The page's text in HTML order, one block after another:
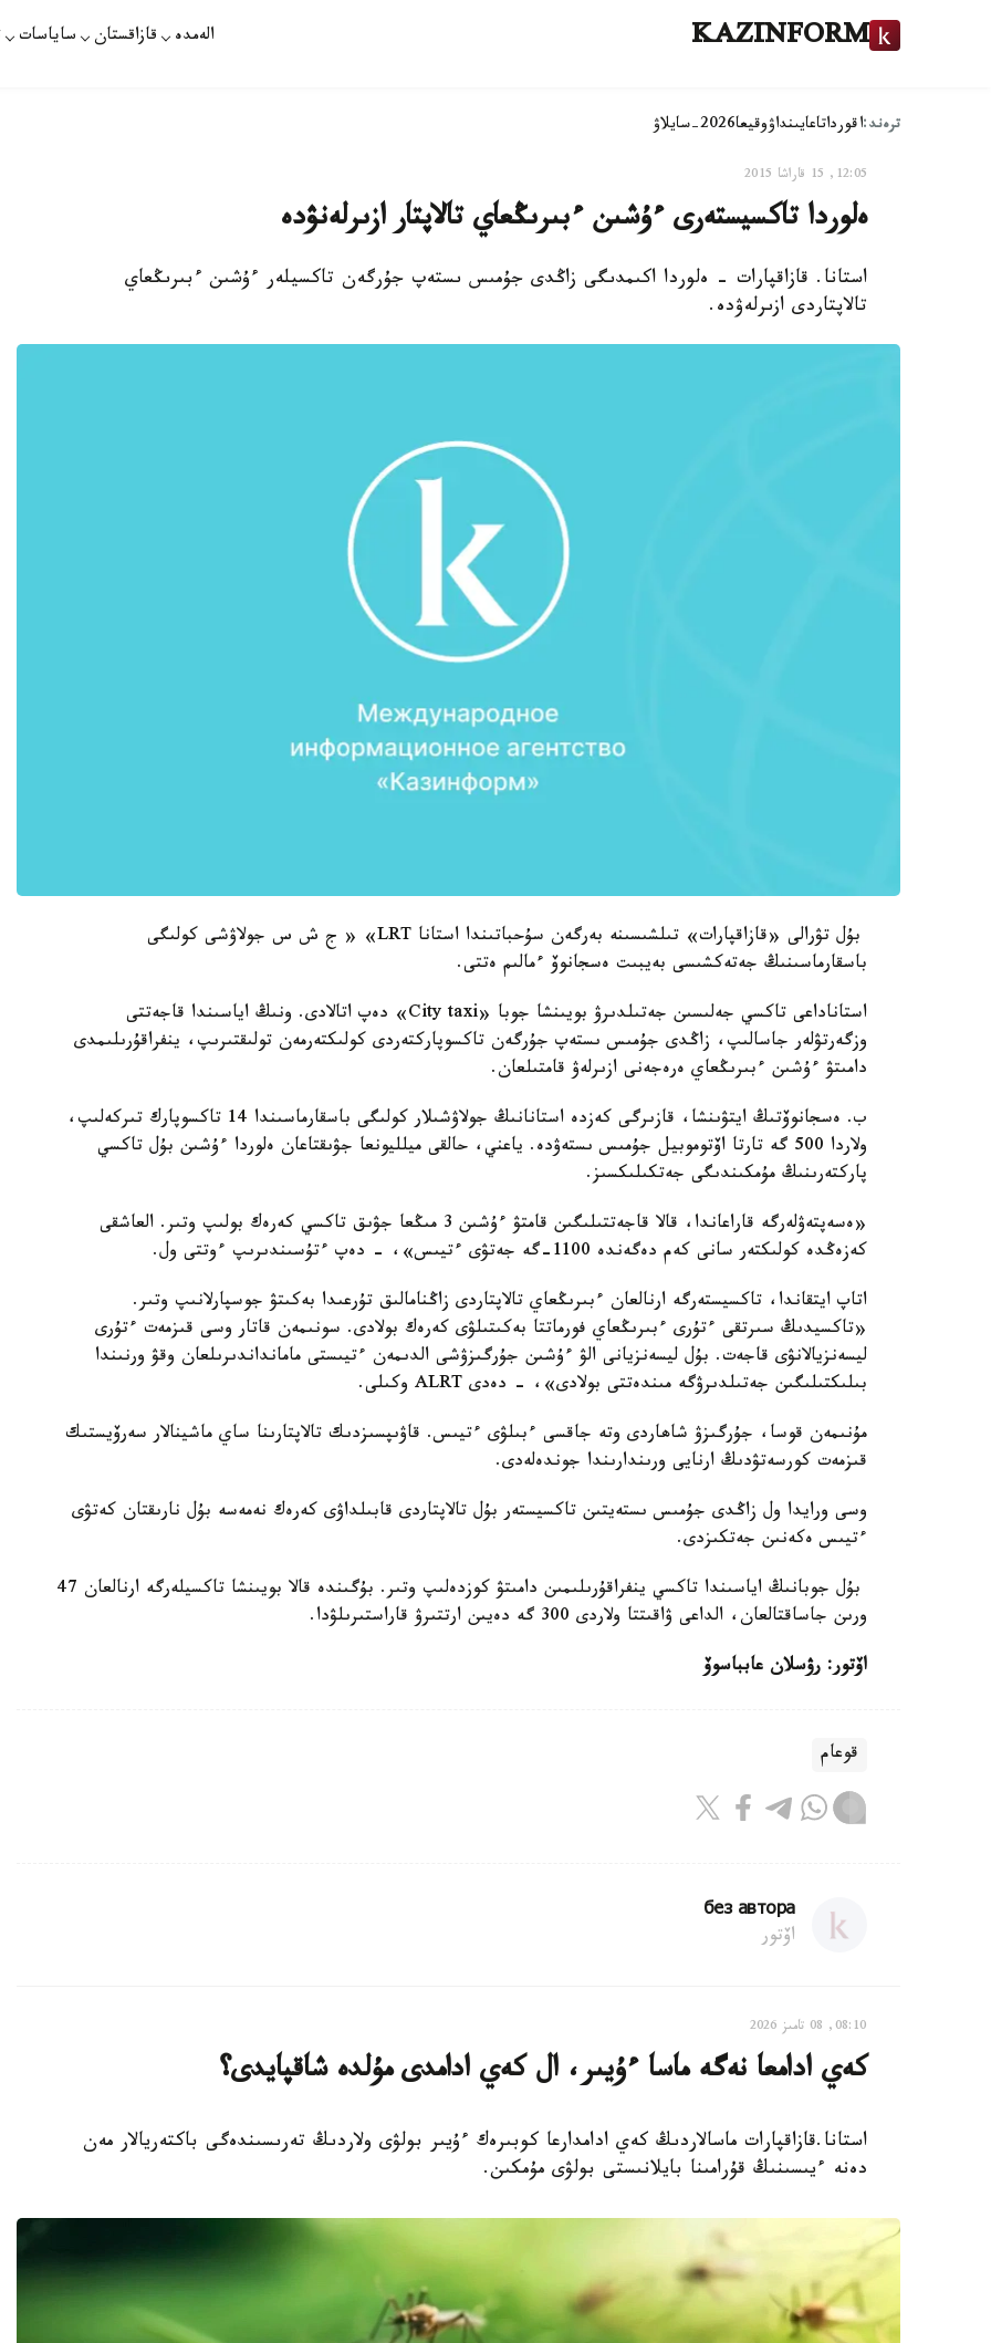
KAZINFORM الەمدە قازاقستان ساياسات
ترەند:اقورداتاعايىنداۋوقيعا2026-سايلاۋ
12:05, 15 قاراشا 2015
ەلوردا تاكسيستەرى ءۇشىن ءبىرىڭعاي تالاپتار ازىرلەنۋدە
استانا. قازاقپارات - ەلوردا اكىمدىگى زاڭدى جۇمىس ىستەپ جۇرگەن تاكسيلەر ءۇشىن ءبىرىڭعاي
تالاپتاردى ازىرلەۋدە.
بۇل تۋرالى «قازاقپارات» تىلشىسىنە بەرگەن سۇحباتىندا استانا LRT» « ج ش س جولاۋشى كولىگى
باسقارماسىنىڭ جەتەكشىسى بەيبىت ەسجانوۆ ءمالىم ەتتى.
استاناداعى تاكسي جەلىسىن جەتىلدىرۋ بويىنشا جوبا «City taxi» دەپ اتالادى. ونىڭ اياسىندا قاجەتتى
وزگەرتۋلەر جاسالىپ، زاڭدى جۇمىس ىستەپ جۇرگەن تاكسوپاركتەردى كولىكتەرمەن تولىقتىرىپ، ينفراقۇرىلىمدى
دامىتۋ ءۇشىن ءبىرىڭعاي ەرەجەنى ازىرلەۋ قامتىلعان.
ب. ەسجانوۆتىڭ ايتۋىنشا، قازىرگى كەزدە استانانىڭ جولاۋشىلار كولىگى باسقارماسىندا 14 تاكسوپارك تىركەلىپ،
ولاردا 500 گە تارتا اۆتوموبيل جۇمىس ىستەۋدە. ياعني، حالقى ميلليونعا جۋىقتاعان ەلوردا ءۇشىن بۇل تاكسي
پاركتەرىنىڭ مۇمكىندىگى جەتكىلىكسىز.
«ەسەپتەۋلەرگە قاراعاندا، قالا قاجەتتىلىگىن قامتۋ ءۇشىن 3 مىڭعا جۋىق تاكسي كەرەك بولىپ وتىر. العاشقى
كەزەڭدە كولىكتەر سانى كەم دەگەندە 1100-گە جەتۋى ءتيىس»، - دەپ ءتۇسىندىرىپ ءوتتى ول.
اتاپ ايتقاندا، تاكسيستەرگە ارنالعان ءبىرىڭعاي تالاپتاردى زاڭنامالىق تۇرعىدا بەكىتۋ جوسپارلانىپ وتىر.
«تاكسيدىڭ سىرتقى ءتۇرى ءبىرىڭعاي فورماتتا بەكىتىلۋى كەرەك بولادى. سونىمەن قاتار وسى قىزمەت ءتۇرى
ليسەنزيالانۋى قاجەت. بۇل ليسەنزيانى الۋ ءۇشىن جۇرگىزۋشى الدىمەن ءتيىستى مامانداندىرىلعان وقۋ ورنىندا
بىلىكتىلىگىن جەتىلدىرۋگە مىندەتتى بولادى»، - دەدى ALRT وكىلى.
مۇنىمەن قوسا، جۇرگىزۋ شاھاردى وتە جاقسى ءبىلۋى ءتيىس. قاۋىپسىزدىك تالاپتارىنا ساي ماشينالار سەرۆيستىك
قىزمەت كورسەتۋدىڭ ارنايى ورىندارىندا جوندەلەدى.
وسى ورايدا ول زاڭدى جۇمىس ىستەيتىن تاكسيستەر بۇل تالاپتاردى قابىلداۋى كەرەك نەمەسە بۇل نارىقتان كەتۋى
ءتيىس ەكەنىن جەتكىزدى.
بۇل جوبانىڭ اياسىندا تاكسي ينفراقۇرىلىمىن دامىتۋ كوزدەلىپ وتىر. بۇگىندە قالا بويىنشا تاكسيلەرگە ارنالعان 47
ورىن جاساقتالعان، الداعى ۋاقىتتا ولاردى 300 گە دەيىن ارتتىرۋ قاراستىرىلۋدا.
اۆتور: رۋسلان عابباسوۆ
قوعام
без автора
اۆتور
08:10, 08 تامىز 2026
كەي ادامعا نەگە ماسا ءۇيىر، ال كەي ادامدى مۇلدە شاقپايدى؟
استانا.قازاقپارات ماسالاردىڭ كەي ادامدارعا كوبىرەك ءۇيىر بولۋى ولاردىڭ تەرىسىندەگى باكتەريالار مەن
دەنە ءيىسىنىڭ قۇرامىنا بايلانىستى بولۋى مۇمكىن.